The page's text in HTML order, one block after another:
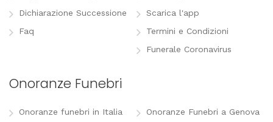
Dichiarazione Successione
Faq
Scarica l'app
Termini e Condizioni
Funerale Coronavirus
Onoranze Funebri
Onoranze funebri in Italia
Onoranze Funebri a Genova